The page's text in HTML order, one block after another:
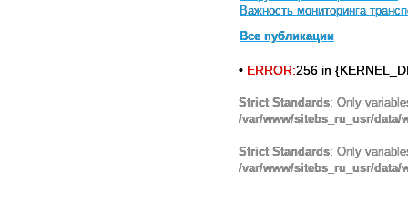
Важность мониторинга
Все публикации
• ERROR:256 in
Strict Standards: Only
/var/www/sitebs_ru_usr/
Strict Standards: Only
/var/www/sitebs_ru_usr/